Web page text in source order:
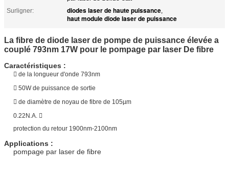
Surligner:
diodes laser de haute puissance,
haut module diode laser de puissance
La fibre de diode laser de pompe de puissance élevée a
couplé 793nm 17W pour le pompage par laser De fibre
Caractéristiques :
 de la longueur d'onde 793nm
 50W de puissance de sortie
 de diamètre de noyau de fibre de 105µm
0.22N.A. 
protection du retour 1900nm-2100nm
Applications :
pompage par laser de fibre